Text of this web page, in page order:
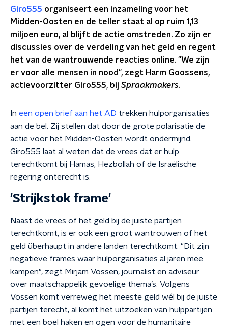
Giro555 organiseert een inzameling voor het
Midden-Oosten en de teller staat al op ruim 1,13
miljoen euro, al blijft de actie omstreden. Zo zijn er
discussies over de verdeling van het geld en regent
het van de wantrouwende reacties online. "We zijn
er voor alle mensen in nood", zegt Harm Goossens,
actievoorzitter Giro555, bij Spraakmakers.
In een open brief aan het AD trekken hulporganisaties
aan de bel. Zij stellen dat door de grote polarisatie de
actie voor het Midden-Oosten wordt ondermijnd.
Giro555 laat al weten dat de vrees dat er hulp
terechtkomt bij Hamas, Hezbollah of de Israëlische
regering onterecht is.
'Strijkstok frame'
Naast de vrees of het geld bij de juiste partijen
terechtkomt, is er ook een groot wantrouwen of het
geld überhaupt in andere landen terechtkomt. "Dit zijn
negatieve frames waar hulporganisaties al jaren mee
kampen", zegt Mirjam Vossen, journalist en adviseur
over maatschappelijk gevoelige thema’s. Volgens
Vossen komt verreweg het meeste geld wél bij de juiste
partijen terecht, al komt het uitzoeken van hulppartijen
met een boel haken en ogen voor de humanitaire